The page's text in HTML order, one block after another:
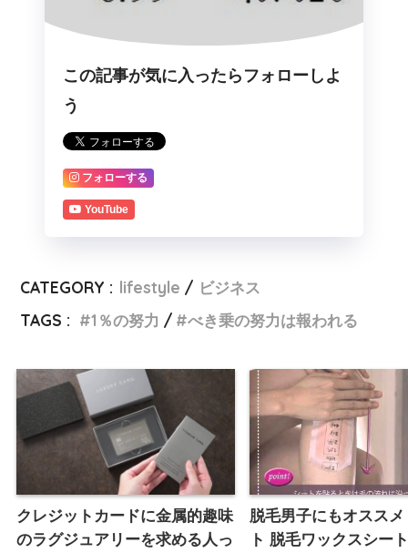
この記事が気に入ったらフォローしよ
う
フォローする
YouTube
CATEGORY : lifestyle
ビジネス
TAGS :
1％の努力 べき乗の努力は報われる
クレジットカードに金属的趣味
のラグジュアリーを求める人っ
脱毛男子にもオスス
ト 脱毛ワックスシート